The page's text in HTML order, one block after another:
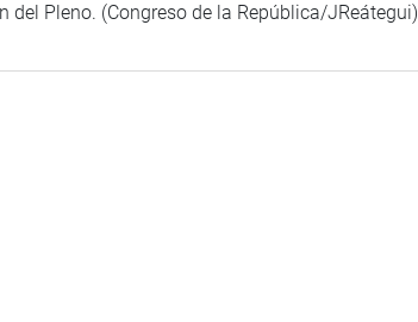
del Pleno. (Congreso de la República/JReátegui)